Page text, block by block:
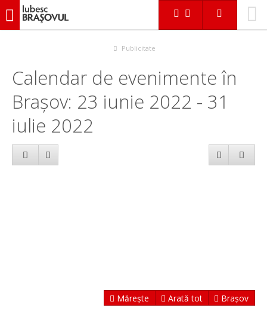
iubescbraşovul.ro
Publicitate
Calendar de evenimente în
Brașov: 23 iunie 2022 - 31
iulie 2022
Mărește Arată tot Brașov